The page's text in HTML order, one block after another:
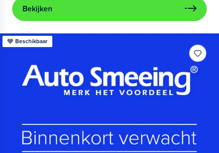
Bekijken
Beschikbaar